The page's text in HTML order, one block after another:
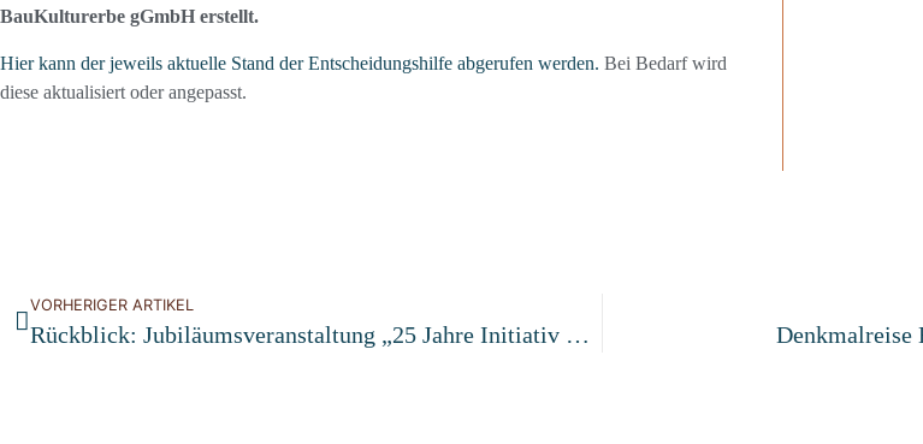
BauKulturerbe gGmbH erstellt.
Hier kann der jeweils aktuelle Stand der Entscheidungshilfe abgerufen werden. Bei Bedarf wird
diese aktualisiert oder angepasst.
VORHERIGER ARTIKEL
Rückblick: Jubiläumsveranstaltung „25 Jahre Initiativ Für Baukultur“ Denkmalreise